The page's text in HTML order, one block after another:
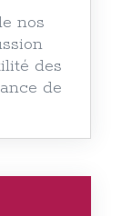
nos
des
de